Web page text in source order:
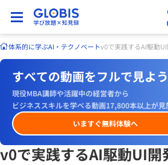
体系的に学ぶAI・テクノベートv0で実践するAI駆動
すべての動画をフルで見よう
現役MBA講師や活躍中の経営者から
ビジネススキルを学べる動画17,800本以上が見
いますぐ無料体験へ
v0で実践するAI駆動UI